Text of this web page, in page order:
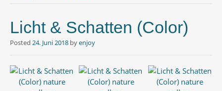
Licht & Schatten (Color)
Posted 24. Juni 2018 byenjoy